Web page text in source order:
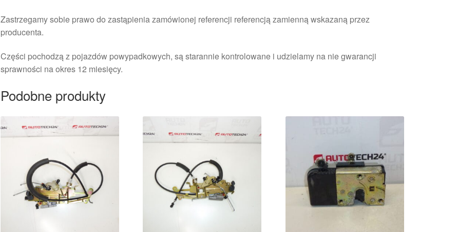
Zastrzegamy sobie prawo do zastąpienia zamówionej referencji referencją zamienną wskazaną przez
producenta.
Części pochodzą z pojazdów powypadkowych, są starannie kontrolowane i udzielamy na nie gwarancji
sprawności na okres 12 miesięcy.
Podobne produkty